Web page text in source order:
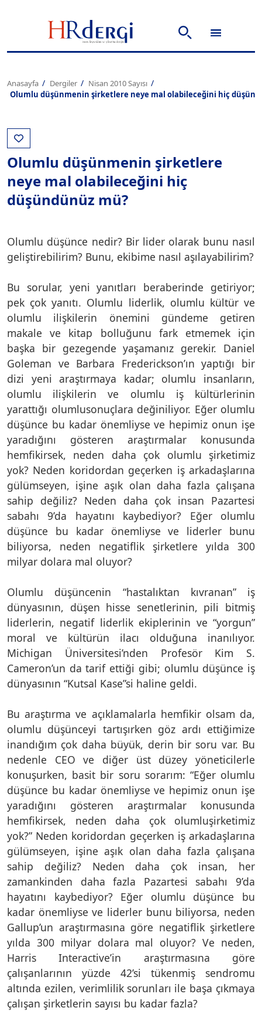
Anasayfa Dergiler
Nisan 2010 Sayısı
Olumlu düşünmenin şirketlere neye mal olabileceğini hiç
Olumlu düşünmenin şirketlere
neye mal olabileceğini hiç
düşündünüz mü?
Olumlu düşünce nedir? Bir lider olarak bunu nasıl
geliştirebilirim? Bunu, ekibime nasıl aşılayabilirim?
Bu sorular, yeni yanıtları beraberinde getiriyor;
pek çok yanıtı. Olumlu liderlik, olumlu kültür ve
olumlu ilişkilerin önemini gündeme getiren
makale ve kitap bolluğunu fark etmemek için
başka bir gezegende yaşamanız gerekir. Daniel
Goleman ve Barbara Frederickson’ın yaptığı bir
dizi yeni araştırmaya kadar; olumlu insanların,
olumlu ilişkilerin ve olumlu iş kültürlerinin
yarattığı olumlusonuçlara değiniliyor. Eğer olumlu
düşünce bu kadar önemliyse ve hepimiz onun işe
yaradığını gösteren araştırmalar konusunda
hemfikirsek, neden daha çok olumlu şirketimiz
yok? Neden koridordan geçerken iş arkadaşlarına
gülümseyen, işine aşık olan daha fazla çalışana
sahip değiliz? Neden daha çok insan Pazartesi
sabahı 9’da hayatını kaybediyor? Eğer olumlu
düşünce bu kadar önemliyse ve liderler bunu
biliyorsa, neden negatiflik şirketlere yılda 300
milyar dolara mal oluyor?
Olumlu düşüncenin “hastalıktan kıvranan” iş
dünyasının, düşen hisse senetlerinin, pili bitmiş
liderlerin, negatif liderlik ekiplerinin ve “yorgun”
moral ve kültürün ilacı olduğuna inanılıyor.
Michigan Üniversitesi’nden Profesör Kim S.
Cameron’un da tarif ettiği gibi; olumlu düşünce iş
dünyasının “Kutsal Kase”si haline geldi.
Bu araştırma ve açıklamalarla hemfikir olsam da,
olumlu düşünceyi tartışırken göz ardı ettiğimize
inandığım çok daha büyük, derin bir soru var. Bu
nedenle CEO ve diğer üst düzey yöneticilerle
konuşurken, basit bir soru sorarım: “Eğer olumlu
düşünce bu kadar önemliyse ve hepimiz onun işe
yaradığını gösteren araştırmalar konusunda
hemfikirsek, neden daha çok olumluşirketimiz
yok?” Neden koridordan geçerken iş arkadaşlarına
gülümseyen, işine aşık olan daha fazla çalışana
sahip değiliz? Neden daha çok insan, her
zamankinden daha fazla Pazartesi sabahı 9’da
hayatını kaybediyor? Eğer olumlu düşünce bu
kadar önemliyse ve liderler bunu biliyorsa, neden
Gallup’un araştırmasına göre negatiflik şirketlere
yılda 300 milyar dolara mal oluyor? Ve neden,
Harris Interactive’in araştırmasına göre
çalışanlarının yüzde 42’si tükenmiş sendromu
altında ezilen, verimlilik sorunları ile başa çıkmaya
çalışan şirketlerin sayısı bu kadar fazla?